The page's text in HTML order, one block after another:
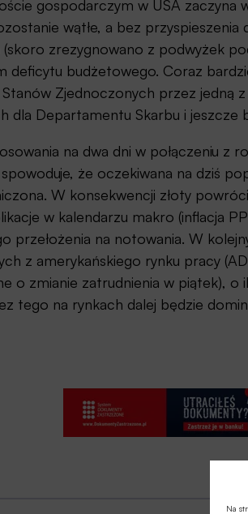
Na
gospodarczym w USA zaczyna
wątłe, a bez
zrezygnowano z podwyżek
deficytu budżetowego. Coraz
Zjednoczonych przez jedną
dla Departamentu Skarbu i jeszcze
na dwa dni w połączeniu
że oczekiwana na dziś
W konsekwencji złoty
w kalendarzu makro (inflacja
przełożenia na notowania. W
z amerykańskiego rynku pracy
o zmianie zatrudnienia w piątek),
tego na rynkach dalej będzie